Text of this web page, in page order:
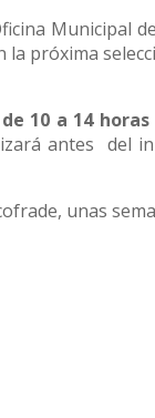
Municipal
próxima
10 a 14
antes del
unas